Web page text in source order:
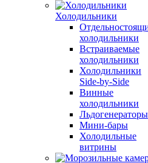
Холодильники
холодильники
Встраиваемые
холодильники
Холодильники
Side-by-Side
Винные
холодильники
Льдогенераторы
Мини-бары
Холодильные
витрины